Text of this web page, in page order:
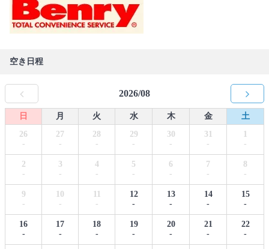
空き日程
2026/08
日 月 火 水 木 金
土
26
-
27
-
28
-
29
-
30
-
31
-
1
-
2
-
3
-
4
-
5
-
6
-
7
-
8
-
9
-
10
-
11
-
12
-
13
-
14
-
15
-
16
-
17
-
18
-
19
-
20
-
21
-
22
-